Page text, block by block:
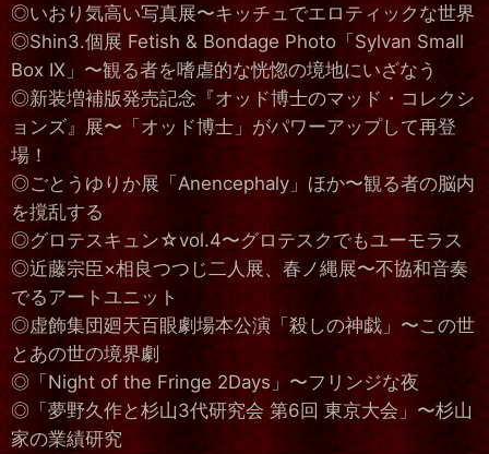
◎いおり気高い写真展〜キッチュでエロティックな世界
◎Shin3.個展 Fetish & Bondage Photo「Sylvan Small
Box IX」〜観る者を嗜虐的な恍惚の境地にいざなう
◎新装増補版発売記念『オッド博士のマッド・コレクシ
ョンズ』展〜「オッド博士」がパワーアップして再登
場！
◎ごとうゆりか展「Anencephaly」ほか〜観る者の脳内
を撹乱する
◎グロテスキュン☆vol.4〜グロテスクでもユーモラス
◎近藤宗臣×相良つつじ二人展、春ノ縄展〜不協和音奏
でるアートユニット
◎虚飾集団廻天百眼劇場本公演「殺しの神戯」〜この世
とあの世の境界劇
◎「Night of the Fringe 2Days」〜フリンジな夜
◎「夢野久作と杉山3代研究会 第6回 東京大会」〜杉山
家の業績研究